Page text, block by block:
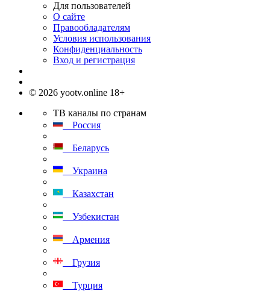
Для пользователей
О сайте
Правообладателям
Условия использования
Конфиденциальность
Вход и регистрация
© 2026 yootv.online 18+
ТВ каналы по странам
Россия
Беларусь
Украина
Казахстан
Узбекистан
Армения
Грузия
Турция